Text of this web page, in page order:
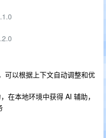
可以根据上下文自动调整和优
在本地环境中获得 AI 辅助，